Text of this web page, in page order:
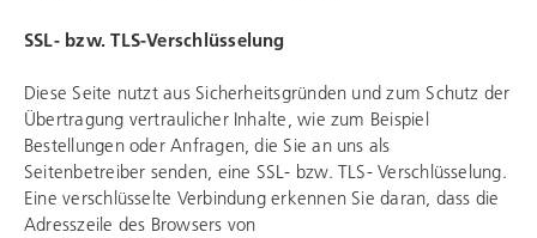
SSL- bzw. TLS-Verschlüsselung
Diese Seite nutzt aus Sicherheitsgründen und zum Schutz der
Übertragung vertraulicher Inhalte, wie zum Beispiel
Bestellungen oder Anfragen, die Sie an uns als
Seitenbetreiber senden, eine SSL- bzw. TLS- Verschlüsselung.
Eine verschlüsselte Verbindung erkennen Sie daran, dass die
Adresszeile des Browsers von